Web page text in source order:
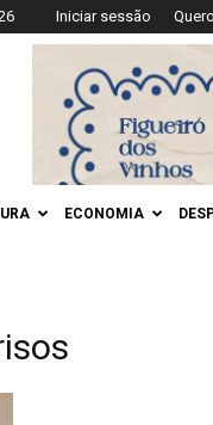
Iniciar sessão
ECONOMIA